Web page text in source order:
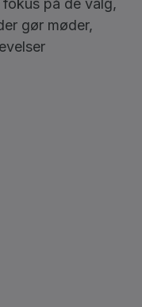
på de valg,
gør møder,